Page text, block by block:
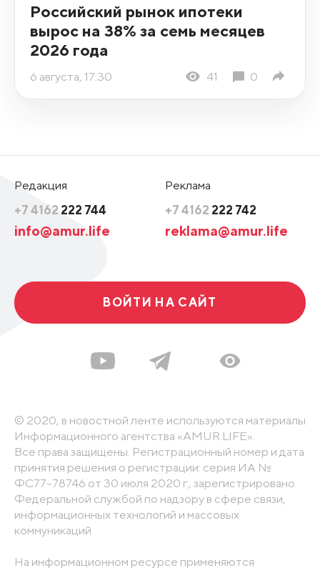
Российский рынок ипотеки
вырос на 38% за семь месяцев
2026 года
6 августа, 17:30 41 0
Редакция
+7 4162 222 744
info@amur.life
Реклама
+7 4162 222 742
reklama@amur.life
ВОЙТИ НА САЙТ
© 2020, в новостной ленте используются материалы
Информационного агентства «AMUR.LIFE».
Все права защищены. Регистрационный номер и дата
принятия решения о регистрации: серия ИА №
ФС77-78746 от 30 июля 2020 г., зарегистрировано
Федеральной службой по надзору в сфере связи,
информационных технологий и массовых
коммуникаций
На информационном ресурсе применяются